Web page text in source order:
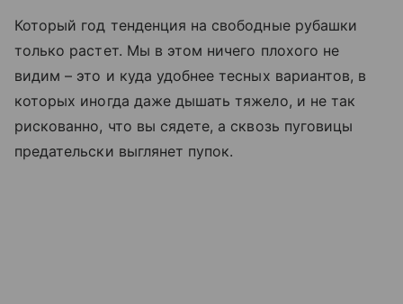
Который год тенденция на свободные рубашки
только растет. Мы в этом ничего плохого не
видим – это и куда удобнее тесных вариантов, в
которых иногда даже дышать тяжело, и не так
рискованно, что вы сядете, а сквозь пуговицы
предательски выглянет пупок.